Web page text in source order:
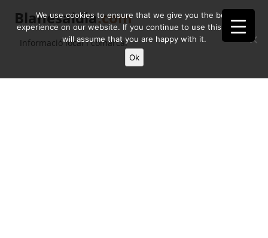
Blanesaldia.com
Informació local i comarcal
We use cookies to ensure that we give you the best
experience on our website. If you continue to use this site we
will assume that you are happy with it.
Ok